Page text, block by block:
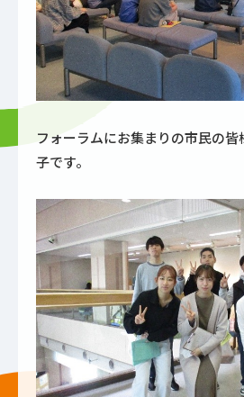
フォーラムにお集まりの市民の
子です。